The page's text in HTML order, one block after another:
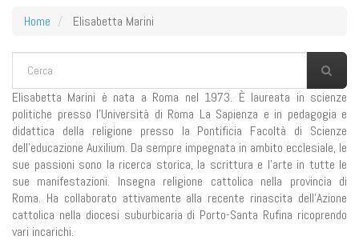
Home Elisabetta Marini
FORM DI RICERCA
Elisabetta Marini è nata a Roma nel 1973. È laureata in scienze
politiche presso l’Università di Roma La Sapienza e in pedagogia e
didattica della religione presso la Pontificia Facoltà di Scienze
dell’educazione Auxilium. Da sempre impegnata in ambito ecclesiale, le
sue passioni sono la ricerca storica, la scrittura e l’arte in tutte le
sue manifestazioni. Insegna religione cattolica nella provincia di
Roma. Ha collaborato attivamente alla recente rinascita dell’Azione
cattolica nella diocesi suburbicaria di Porto-Santa Rufina ricoprendo
vari incarichi.